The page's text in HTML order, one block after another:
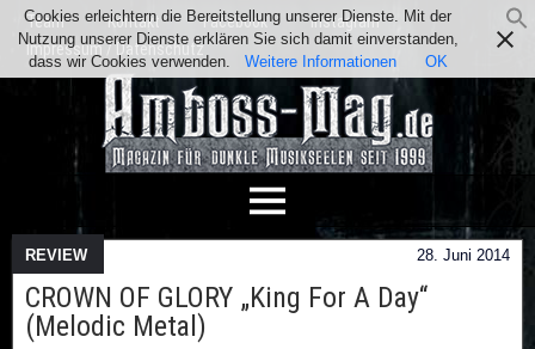
Team Kontakt Facebook
Instagram
Impressum / Datenschutz
REVIEW 28. Juni 2014
CROWN OF GLORY „King For A Day“
(Melodic Metal)
Cookies erleichtern die Bereitstellung unserer Dienste. Mit der
Nutzung unserer Dienste erklären Sie sich damit einverstanden,
dass wir Cookies verwenden.
Weitere Informationen OK